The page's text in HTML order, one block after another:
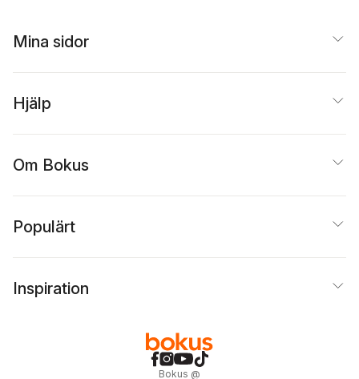
Mina sidor
Hjälp
Om Bokus
Populärt
Inspiration
Bokus @